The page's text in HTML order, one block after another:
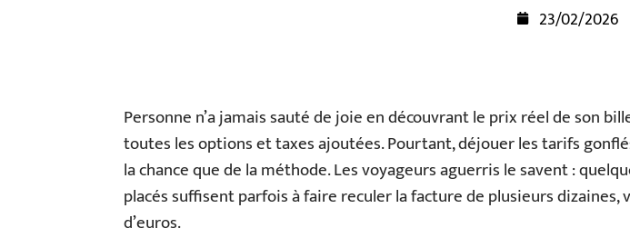
23/02/2026
Personne n’a jamais sauté de joie en découvrant le prix réel de son
toutes les options et taxes ajoutées. Pourtant, déjouer les tarifs
la chance que de la méthode. Les voyageurs aguerris le savent :
placés suffisent parfois à faire reculer la facture de plusieurs dizaines,
d’euros.